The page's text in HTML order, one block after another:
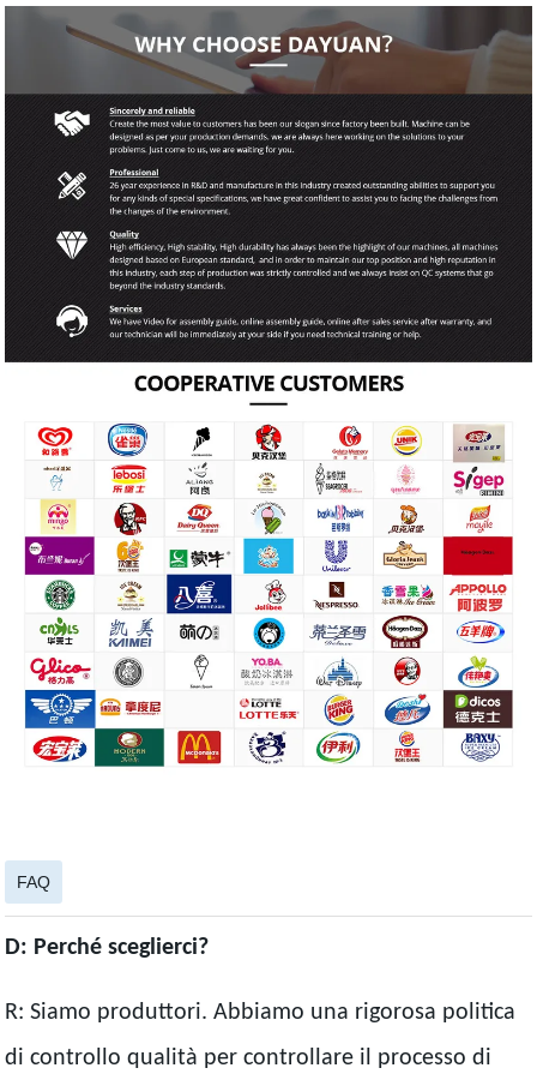
FAQ
D: Perché sceglierci?
R: Siamo produttori. Abbiamo una rigorosa politica
di controllo qualità per controllare il processo di